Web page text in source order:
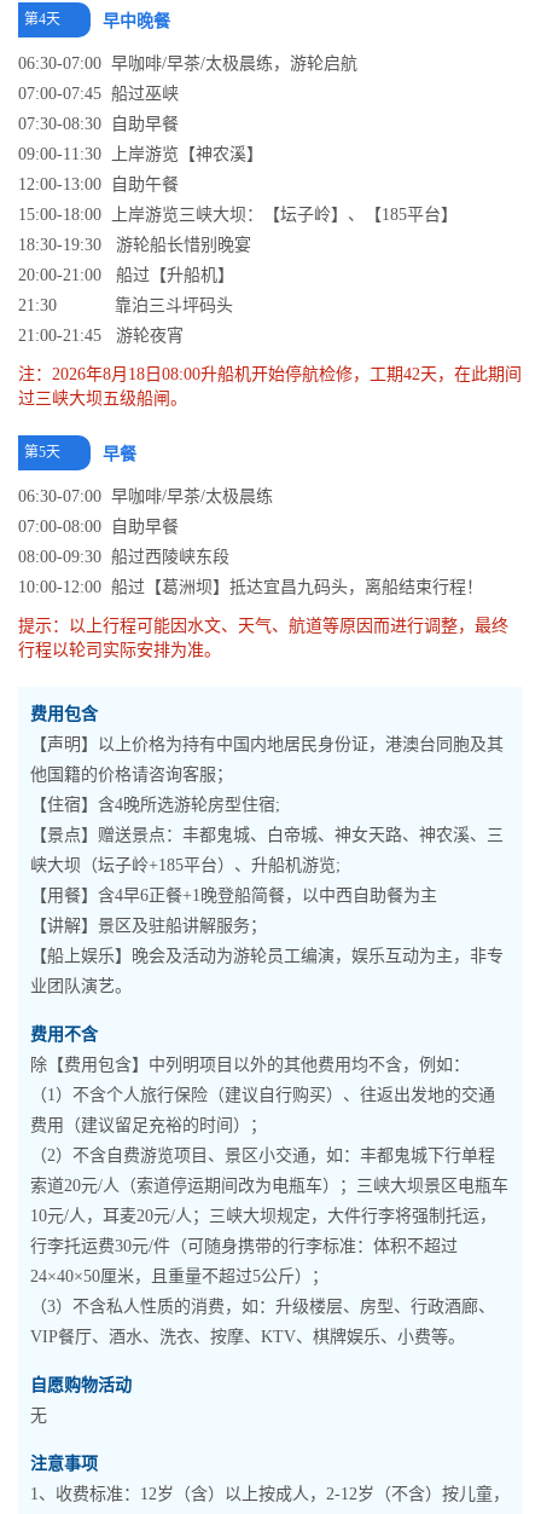
第4天 早中晚餐
06:30-07:00 早咖啡/早茶/太极晨练，游轮启航
07:00-07:45 船过巫峡
07:30-08:30 自助早餐
09:00-11:30 上岸游览【神农溪】
12:00-13:00 自助午餐
15:00-18:00 上岸游览三峡大坝：【坛子岭】、【185平台】
18:30-19:30 游轮船长惜别晚宴
20:00-21:00 船过【升船机】
21:30 靠泊三斗坪码头
21:00-21:45 游轮夜宵
注：2026年8月18日08:00升船机开始停航检修，工期42天，在此期间
过三峡大坝五级船闸。
第5天 早餐
06:30-07:00 早咖啡/早茶/太极晨练
07:00-08:00 自助早餐
08:00-09:30 船过西陵峡东段
10:00-12:00 船过【葛洲坝】抵达宜昌九码头，离船结束行程！
提示：以上行程可能因水文、天气、航道等原因而进行调整，最终
行程以轮司实际安排为准。
费用包含
【声明】以上价格为持有中国内地居民身份证，港澳台同胞及其
他国籍的价格请咨询客服；
【住宿】含4晚所选游轮房型住宿;
【景点】赠送景点：丰都鬼城、白帝城、神女天路、神农溪、三
峡大坝（坛子岭+185平台）、升船机游览;
【用餐】含4早6正餐+1晚登船简餐，以中西自助餐为主
【讲解】景区及驻船讲解服务；
【船上娱乐】晚会及活动为游轮员工编演，娱乐互动为主，非专
业团队演艺。
费用不含
除【费用包含】中列明项目以外的其他费用均不含，例如：
（1）不含个人旅行保险（建议自行购买）、往返出发地的交通
费用（建议留足充裕的时间）；
（2）不含自费游览项目、景区小交通，如：丰都鬼城下行单程
索道20元/人（索道停运期间改为电瓶车）；三峡大坝景区电瓶车
10元/人，耳麦20元/人；三峡大坝规定，大件行李将强制托运，
行李托运费30元/件（可随身携带的行李标准：体积不超过
24×40×50厘米，且重量不超过5公斤）；
（3）不含私人性质的消费，如：升级楼层、房型、行政酒廊、
VIP餐厅、酒水、洗衣、按摩、KTV、棋牌娱乐、小费等。
自愿购物活动
无
注意事项
1、收费标准：12岁（含）以上按成人，2-12岁（不含）按儿童，